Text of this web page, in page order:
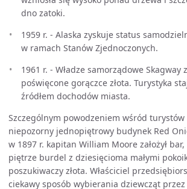
dno zatoki.
1959 r. - Alaska zyskuje status
w ramach Stanów Zjednoczonych.
1961 r. - Władze samorządowe Skagway
poświęcone gorączce złota. Turystyka
źródłem dochodów miasta.
Szczególnym powodzeniem wśród turystów
niepozorny jednopiętrowy budynek Red
w 1897 r. kapitan William Moore założył
piętrze burdel z dziesięcioma małymi
poszukiwaczy złota. Właściciel
ciekawy sposób wybierania dziewcząt